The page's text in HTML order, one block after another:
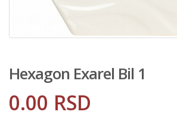
Hexagon Exarel Bil 1
0.00 RSD